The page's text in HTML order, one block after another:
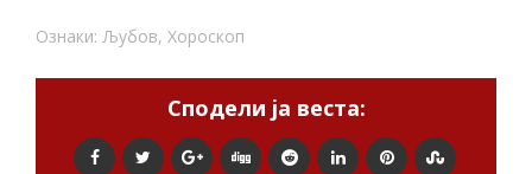
Ознаки: Љубов, Хороскоп
Сподели ја веста: